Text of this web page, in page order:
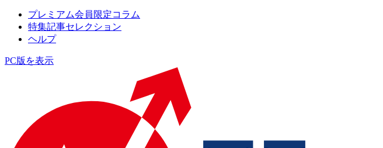
プレミアム会員限定コラム
特集記事セレクション
ヘルプ
PC版を表示